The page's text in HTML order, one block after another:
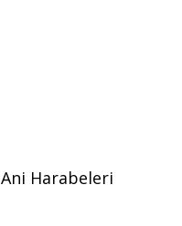
Ani Harabeleri